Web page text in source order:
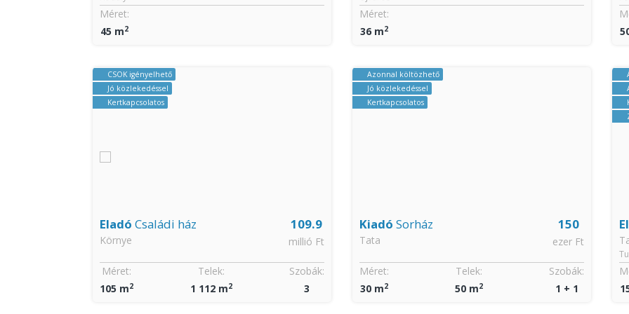
Méret:
45 m2
CSOK igényelhető
Jó közlekedéssel
Kertkapcsolatos
109.9
millió Ft
Eladó Családi ház
Környe
Szobák:
3
Méret:
105 m2
Telek:
1 112 m2
Méret:
36 m2
Azonnal költözhető
Jó közlekedéssel
Kertkapcsolatos
150
ezer Ft
Kiadó Sorház
Tata
Szobák:
1 + 1
Méret:
30 m2
Telek:
50 m2